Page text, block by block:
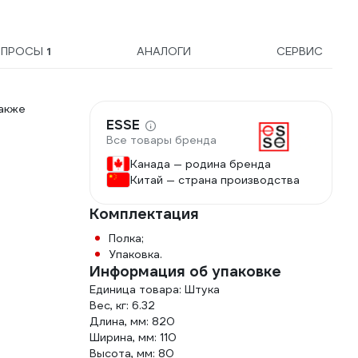
1 АНАЛОГИ СЕРВИС
ESSE
Все товары бренда
Канада — родина бренда
Китай — страна производства
Комплектация
Полка;
Упаковка.
Информация об упаковке
Единица товара: Штука
Вес, кг: 6.32
Длина, мм: 820
Ширина, мм: 110
Высота, мм: 80